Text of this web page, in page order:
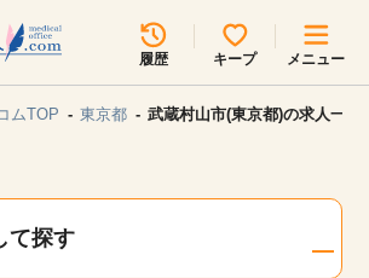
履歴 キープ メニュー
ムTOP 東京都 武蔵村山市(東京都)の求人一覧
て探す
選択してください
させていただきます。